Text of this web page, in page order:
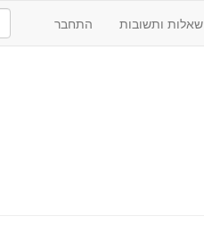
שאלות ותשובות התחבר